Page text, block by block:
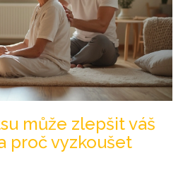
může zlepšit váš
proč vyzkoušet